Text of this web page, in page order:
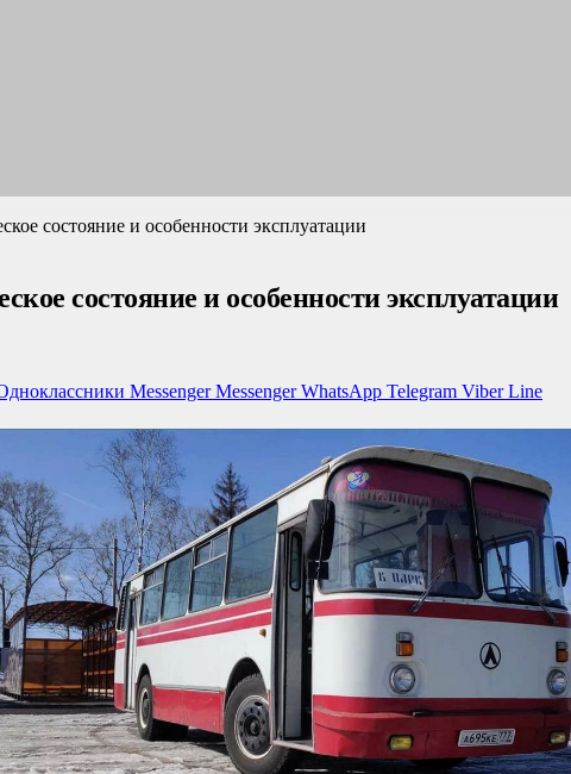
состояние и особенности эксплуатации
состояние и особенности эксплуатации
Messenger Messenger WhatsApp Telegram Viber Line